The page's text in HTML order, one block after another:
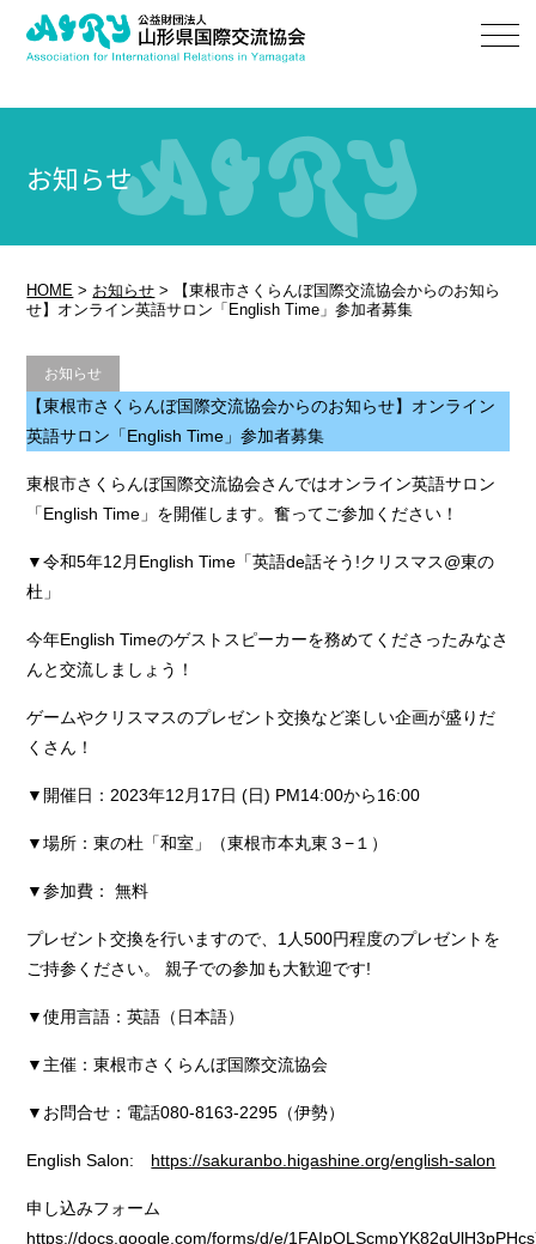
お知らせ
HOME > お知らせ >
【東根市さくらんぼ国際交流協会からのお知ら
せ】オンライン英語サロン「English Time」参加者募集
お知らせ
【東根市さくらんぼ国際交流協会からのお知らせ】オンライン
英語サロン「English Time」参加者募集
東根市さくらんぼ国際交流協会さんではオンライン英語サロン
「English Time」を開催します。奮ってご参加ください！
▼令和5年12月English Time「英語de話そう!クリスマス@東の
杜」
今年English Timeのゲストスピーカーを務めてくださったみなさ
んと交流しましょう！
ゲームやクリスマスのプレゼント交換など楽しい企画が盛りだ
くさん！
▼開催日：2023年12月17日 (日) PM14:00から16:00
▼場所：東の杜「和室」（東根市本丸東３−１）
▼参加費： 無料
プレゼント交換を行いますので、1人500円程度のプレゼントを
ご持参ください。 親子での参加も大歓迎です!
▼使用言語：英語（日本語）
▼主催：東根市さくらんぼ国際交流協会
▼お問合せ：電話080-8163-2295（伊勢）
English Salon: https://sakuranbo.higashine.org/english-salon
申し込みフォーム
https://docs.google.com/forms/d/e/